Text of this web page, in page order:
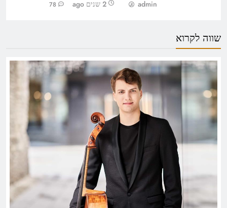
admin 2 שנים ago 78
שווה לקרוא